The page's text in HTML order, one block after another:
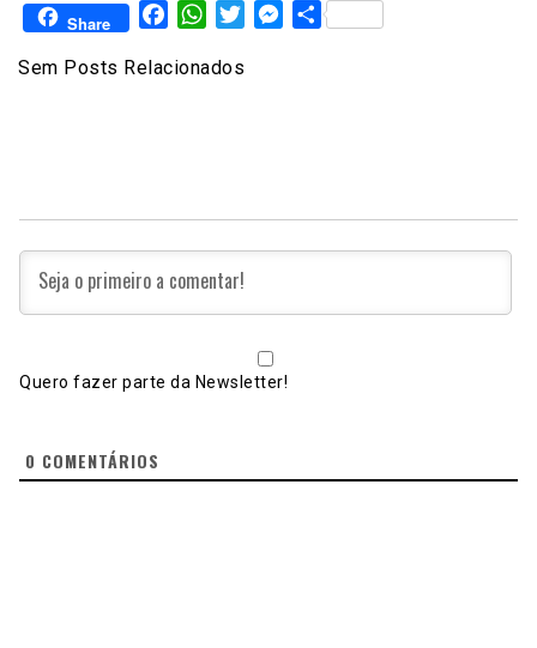
Share FacebookWhatsAppTwitterMessenger
Share
Sem Posts Relacionados
Quero fazer parte da Newsletter!
0 COMENTÁRIOS